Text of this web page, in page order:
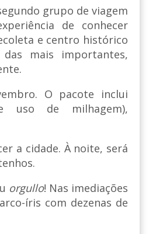
grupo de viagem
de conhecer
e centro histórico
mais importantes,
O pacote inclui
uso de milhagem),
a cidade. À noite, será
orgullo! Nas imediações
íris com dezenas de